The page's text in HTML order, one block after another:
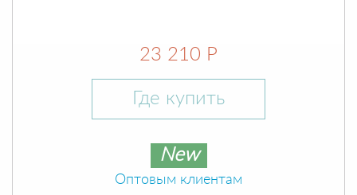
23 210 Р
Где купить
New
Оптовым клиентам